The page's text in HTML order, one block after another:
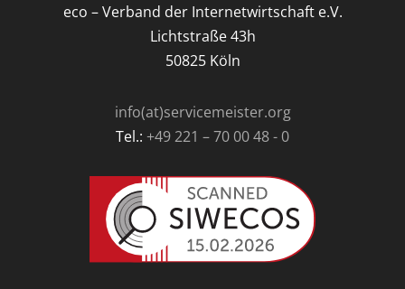
eco – Verband der Internetwirtschaft e.V.
Lichtstraße 43h
50825 Köln
info(at)servicemeister.org
Tel.: +49 221 – 70 00 48 - 0